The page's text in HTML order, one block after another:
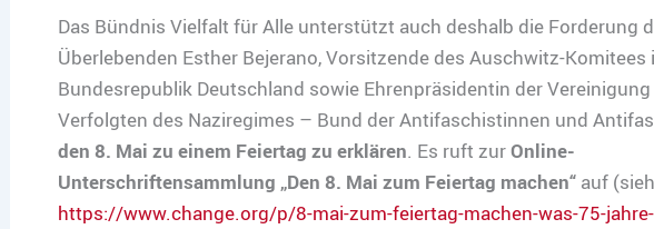
Das Bündnis Vielfalt für Alle unterstützt auch deshalb die Forderung
Überlebenden Esther Bejerano, Vorsitzende des Auschwitz-Komitees
Bundesrepublik Deutschland sowie Ehrenpräsidentin der
Verfolgten des Naziregimes – Bund der Antifaschistinnen und
den 8. Mai zu einem Feiertag zu erklären. Es ruft zurOnline-
Unterschriftensammlung „Den 8. Mai zum Feiertag machen“auf
https://www.change.org/p/8-mai-zum-feiertag-machen-was-75-